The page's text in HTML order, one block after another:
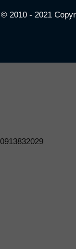
© 2010 - 2021
0913832029